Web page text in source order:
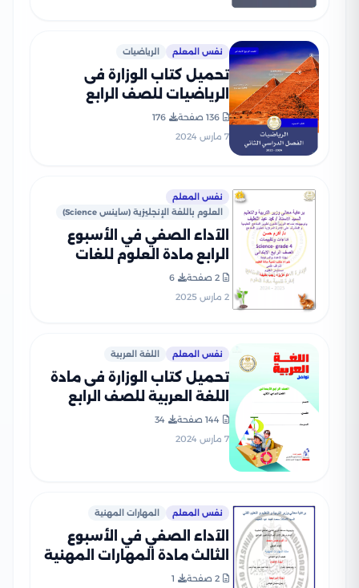
نفس المعلم الرياضيات
تحميل كتاب الوزارة فى
الرياضيات للصف الرابع
بصيغة PDF
136 صفحة
176
7 مارس 2024
نفس المعلم
العلوم باللغة الإنجليزية (ساينس Science)
الآداء الصفي في الأسبوع
الرابع مادة العلوم للغات
Science للصف الرابع الإبتدائي
الترم الثاني 2025 بصيغة PDF
2 صفحة
6
2 مارس 2025
نفس المعلم اللغة العربية
تحميل كتاب الوزارة فى مادة
اللغة العربية للصف الرابع
بصيغة PDF
144 صفحة
34
7 مارس 2024
نفس المعلم المهارات المهنية
الآداء الصفي في الأسبوع
الثالث مادة المهارات المهنية
للصف الرابع الإبتدائي الترم
2 صفحة 1